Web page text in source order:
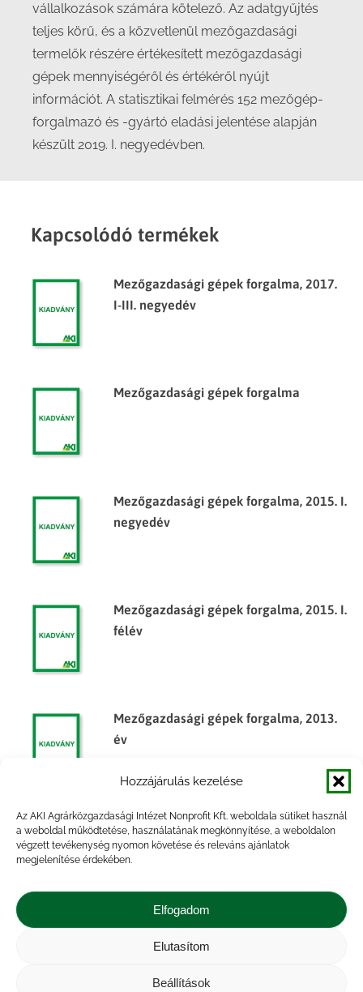
Hozzájárulás kezelése
Az AKI Agrárközgazdasági Intézet Nonprofit Kft. weboldala sütiket használ
a weboldal működtetése, használatának megkönnyítése, a weboldalon
végzett tevékenység nyomon követése és releváns ajánlatok
megjelenítése érdekében.
Elfogadom
Elutasítom
Beállítások
vállalkozások számára kötelező. Az adatgyűjtés
teljes körű, és a közvetlenül mezőgazdasági
termelők részére értékesített mezőgazdasági
gépek mennyiségéről és értékéről nyújt
információt. A statisztikai felmérés 152 mezőgép-
forgalmazó és -gyártó eladási jelentése alapján
készült 2019. I. negyedévben.
Kapcsolódó termékek
Mezőgazdasági gépek forgalma, 2017.
I-III. negyedév
Mezőgazdasági gépek forgalma
Mezőgazdasági gépek forgalma, 2015. I.
negyedév
Mezőgazdasági gépek forgalma, 2015. I.
félév
Mezőgazdasági gépek forgalma, 2013.
év
Mezőgazdasági gépek forgalma, 2014. I.
félév
Kapcsolat |